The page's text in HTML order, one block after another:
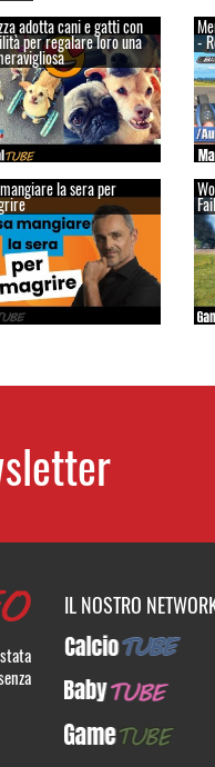
adotta cani e gatti con
per regalare loro una -
la sera per
IL NOSTRO
CalcioTUBE
BabyTUBE
GameTUBE